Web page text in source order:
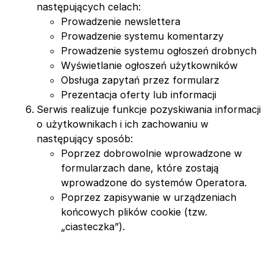
następujących celach:
Prowadzenie newslettera
Prowadzenie systemu komentarzy
Prowadzenie systemu ogłoszeń drobnych
Wyświetlanie ogłoszeń użytkowników
Obsługa zapytań przez formularz
Prezentacja oferty lub informacji
Serwis realizuje funkcje pozyskiwania informacji
o użytkownikach i ich zachowaniu w
następujący sposób:
Poprzez dobrowolnie wprowadzone w
formularzach dane, które zostają
wprowadzone do systemów Operatora.
Poprzez zapisywanie w urządzeniach
końcowych plików cookie (tzw.
„ciasteczka”).